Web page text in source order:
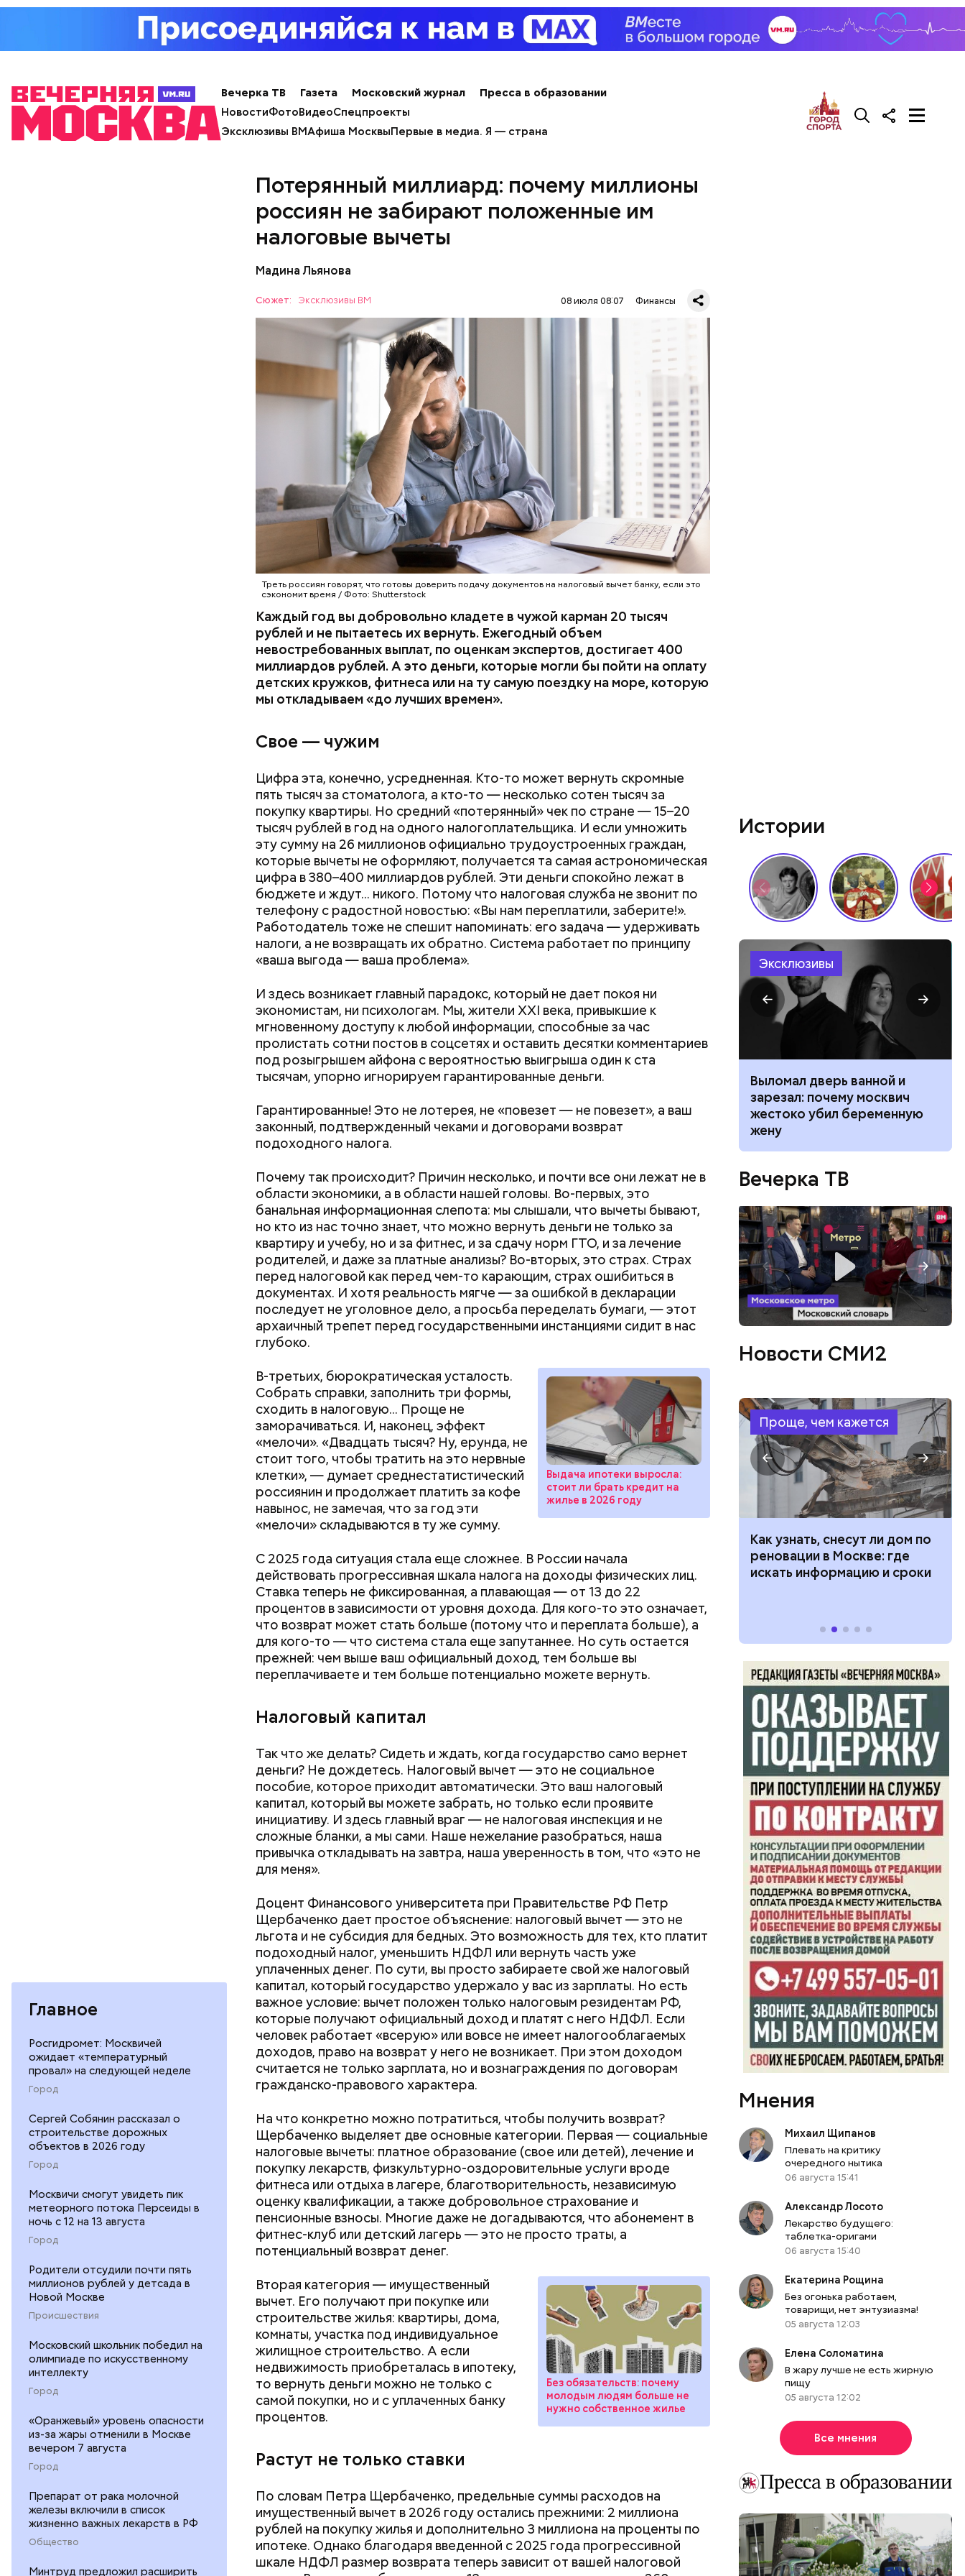
Вечерка ТВ Газета Московский журнал
Пресса в образовании
НовостиФотоВидеоСпецпроекты
Эксклюзивы ВМАфиша МосквыПервые в медиа. Я — страна
Главное
Росгидромет: Москвичей
ожидает «температурный
провал» на следующей неделе
Город
Сергей Собянин рассказал о
строительстве дорожных
объектов в 2026 году
Город
Москвичи смогут увидеть пик
метеорного потока Персеиды в
ночь с 12 на 13 августа
Город
Родители отсудили почти пять
миллионов рублей у детсада в
Новой Москве
Происшествия
Московский школьник победил на
олимпиаде по искусственному
интеллекту
Город
«Оранжевый» уровень опасности
из-за жары отменили в Москве
вечером 7 августа
Город
Препарат от рака молочной
железы включили в список
жизненно важных лекарств в РФ
Общество
Минтруд предложил расширить
Потерянный миллиард: почему миллионы
россиян не забирают положенные им
налоговые вычеты
Мадина Льянова
Сюжет: Эксклюзивы ВМ 08 июля 08:07 Финансы
Треть россиян говорят, что готовы доверить подачу документов на налоговый вычет банку, если это
сэкономит время / Фото: Shutterstock
Каждый год вы добровольно кладете в чужой карман 20 тысяч
рублей и не пытаетесь их вернуть. Ежегодный объем
невостребованных выплат, по оценкам экспертов, достигает 400
миллиардов рублей. А это деньги, которые могли бы пойти на оплату
детских кружков, фитнеса или на ту самую поездку на море, которую
мы откладываем «до лучших времен».
Свое — чужим
Цифра эта, конечно, усредненная. Кто-то может вернуть скромные
пять тысяч за стоматолога, а кто-то — несколько сотен тысяч за
покупку квартиры. Но средний «потерянный» чек по стране — 15–20
тысяч рублей в год на одного налогоплательщика. И если умножить
эту сумму на 26 миллионов официально трудоустроенных граждан,
которые вычеты не оформляют, получается та самая астрономическая
цифра в 380–400 миллиардов рублей. Эти деньги спокойно лежат в
бюджете и ждут... никого. Потому что налоговая служба не звонит по
телефону с радостной новостью: «Вы нам переплатили, заберите!».
Работодатель тоже не спешит напоминать: его задача — удерживать
налоги, а не возвращать их обратно. Система работает по принципу
«ваша выгода — ваша проблема».
И здесь возникает главный парадокс, который не дает покоя ни
экономистам, ни психологам. Мы, жители XXI века, привыкшие к
мгновенному доступу к любой информации, способные за час
пролистать сотни постов в соцсетях и оставить десятки комментариев
под розыгрышем айфона с вероятностью выигрыша один к ста
тысячам, упорно игнорируем гарантированные деньги.
Гарантированные! Это не лотерея, не «повезет — не повезет», а ваш
законный, подтвержденный чеками и договорами возврат
подоходного налога.
Почему так происходит? Причин несколько, и почти все они лежат не в
области экономики, а в области нашей головы. Во-первых, это
банальная информационная слепота: мы слышали, что вычеты бывают,
но кто из нас точно знает, что можно вернуть деньги не только за
квартиру и учебу, но и за фитнес, и за сдачу норм ГТО, и за лечение
родителей, и даже за платные анализы? Во-вторых, это страх. Страх
перед налоговой как перед чем-то карающим, страх ошибиться в
документах. И хотя реальность мягче — за ошибкой в декларации
последует не уголовное дело, а просьба переделать бумаги, — этот
архаичный трепет перед государственными инстанциями сидит в нас
глубоко.
Выдача ипотеки выросла:
стоит ли брать кредит на
жилье в 2026 году
В-третьих, бюрократическая усталость.
Собрать справки, заполнить три формы,
сходить в налоговую... Проще не
заморачиваться. И, наконец, эффект
«мелочи». «Двадцать тысяч? Ну, ерунда, не
стоит того, чтобы тратить на это нервные
клетки», — думает среднестатистический
россиянин и продолжает платить за кофе
навынос, не замечая, что за год эти
«мелочи» складываются в ту же сумму.
С 2025 года ситуация стала еще сложнее. В России начала
действовать прогрессивная шкала налога на доходы физических лиц.
Ставка теперь не фиксированная, а плавающая — от 13 до 22
процентов в зависимости от уровня дохода. Для кого-то это означает,
что возврат может стать больше (потому что и переплата больше), а
для кого-то — что система стала еще запутаннее. Но суть остается
прежней: чем выше ваш официальный доход, тем больше вы
переплачиваете и тем больше потенциально можете вернуть.
Налоговый капитал
Так что же делать? Сидеть и ждать, когда государство само вернет
деньги? Не дождетесь. Налоговый вычет — это не социальное
пособие, которое приходит автоматически. Это ваш налоговый
капитал, который вы можете забрать, но только если проявите
инициативу. И здесь главный враг — не налоговая инспекция и не
сложные бланки, а мы сами. Наше нежелание разобраться, наша
привычка откладывать на завтра, наша уверенность в том, что «это не
для меня».
Доцент Финансового университета при Правительстве РФ Петр
Щербаченко дает простое объяснение: налоговый вычет — это не
льгота и не субсидия для бедных. Это возможность для тех, кто платит
подоходный налог, уменьшить НДФЛ или вернуть часть уже
уплаченных денег. По сути, вы просто забираете свой же налоговый
капитал, который государство удержало у вас из зарплаты. Но есть
важное условие: вычет положен только налоговым резидентам РФ,
которые получают официальный доход и платят с него НДФЛ. Если
человек работает «всерую» или вовсе не имеет налогооблагаемых
доходов, право на возврат у него не возникает. При этом доходом
считается не только зарплата, но и вознаграждения по договорам
гражданско-правового характера.
На что конкретно можно потратиться, чтобы получить возврат?
Щербаченко выделяет две основные категории. Первая — социальные
налоговые вычеты: платное образование (свое или детей), лечение и
покупку лекарств, физкультурно-оздоровительные услуги вроде
фитнеса или отдыха в лагере, благотворительность, независимую
оценку квалификации, а также добровольное страхование и
пенсионные взносы. Многие даже не догадываются, что абонемент в
фитнес-клуб или детский лагерь — это не просто траты, а
потенциальный возврат денег.
Без обязательств: почему
молодым людям больше не
нужно собственное жилье
Вторая категория — имущественный
вычет. Его получают при покупке или
строительстве жилья: квартиры, дома,
комнаты, участка под индивидуальное
жилищное строительство. А если
недвижимость приобреталась в ипотеку,
то вернуть деньги можно не только с
самой покупки, но и с уплаченных банку
процентов.
Растут не только ставки
По словам Петра Щербаченко, предельные суммы расходов на
имущественный вычет в 2026 году остались прежними: 2 миллиона
рублей на покупку жилья и дополнительно 3 миллиона на проценты по
ипотеке. Однако благодаря введенной с 2025 года прогрессивной
шкале НДФЛ размер возврата теперь зависит от вашей налоговой
Истории
Эксклюзивы
Дебошир и «гроза»
Гилман, которого просят
освободить США
Маникюр кокошником
Москве летом 2026
Выломал дверь ванной и
зарезал: почему москвич
жестоко убил беременную
жену
Вечерка ТВ
Новости СМИ2
Проще, чем кажется
не получить штраф
рублей от государства при
трудной ситуации: кто может
претендовать и какие нужны
документы
Как узнать, снесут ли дом по
реновации в Москве: где
искать информацию и сроки
Мнения
Михаил Щипанов
Плевать на критику
очередного нытика
06 августа 15:41
Александр Лосото
Лекарство будущего:
таблетка-оригами
06 августа 15:40
Екатерина Рощина
Без огонька работаем,
товарищи, нет энтузиазма!
05 августа 12:03
Елена Соломатина
В жару лучше не есть жирную
пищу
05 августа 12:02
Все мнения